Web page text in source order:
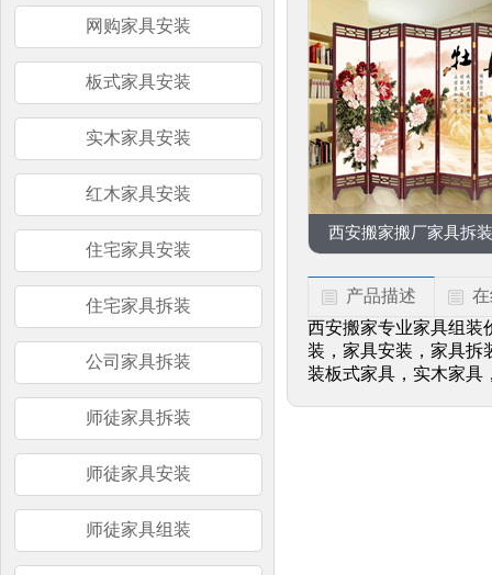
网购家具安装
板式家具安装
实木家具安装
红木家具安装
住宅家具安装
住宅家具拆装
公司家具拆装
师徒家具拆装
师徒家具安装
师徒家具组装
西安搬家搬厂家具拆
产品描述
西安搬家专业家具组装
装，家具安装，家具拆
装板式家具，实木家具